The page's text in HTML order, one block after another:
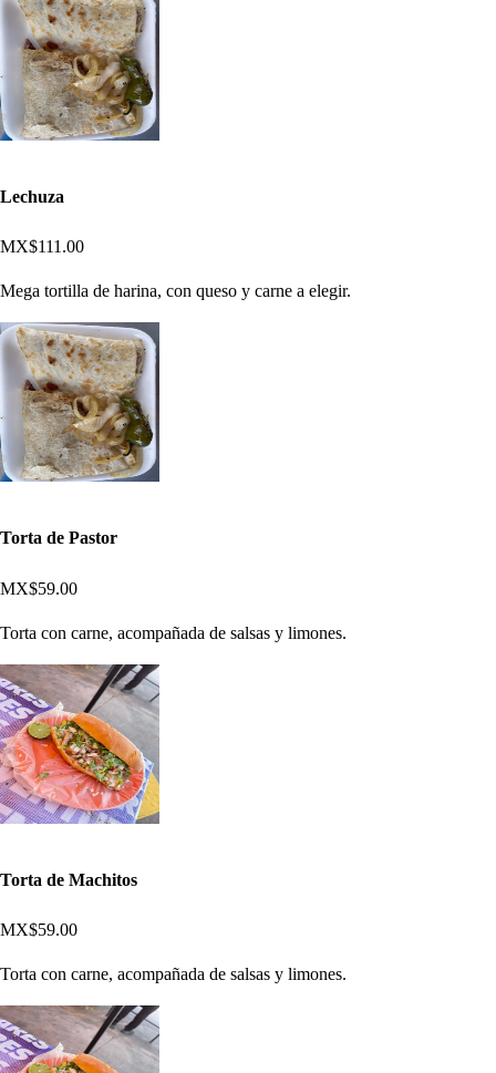
Lechuza
MX$111.00
Mega tortilla de harina, con queso y carne a elegir.
Torta de Pastor
MX$59.00
Torta con carne, acompañada de salsas y limones.
Torta de Machitos
MX$59.00
Torta con carne, acompañada de salsas y limones.